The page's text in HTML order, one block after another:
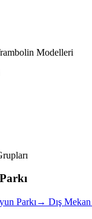
Modelleri
Parkı → Dış